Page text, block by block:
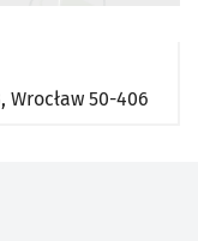
Wrocław 50-406